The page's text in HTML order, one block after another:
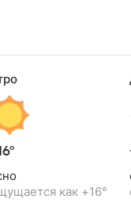
как +16°